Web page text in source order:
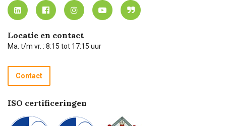
MVO
Mijn Carel Lurvink instructievideo's
Carel Lurvink App
Hulp op afstand
Technische dienst
Recycle programma
Betalen
Tevreden klanten
Carel Lurvink Blog
Carel de podcast
Locatie en contact
Ma. t/m vr. : 8:15 tot 17:15 uur
Contact
ISO certificeringen